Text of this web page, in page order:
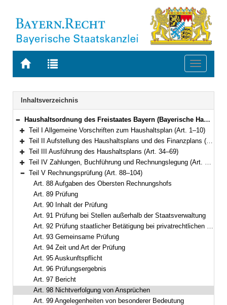
Zur
BAYERN.RECHT
Zur
letzten
Suche
Toggle
Navigation
Inhaltsverzeichnis
Bereich reduzieren
Haushaltsordnung des Freistaates Bayern (Bayerische Haushaltsordnung – BayHO) Vom 8. Dezember 1971 (BayRS IV S. 664) BayRS 630-1-F (Art. 1–117)
Bereich erweitern
Teil I Allgemeine Vorschriften zum Haushaltsplan (Art. 1–10)
Bereich erweitern
Teil II Aufstellung des Haushaltsplans und des Finanzplans (Art. 11–33)
Bereich erweitern
Teil III Ausführung des Haushaltsplans (Art. 34–69)
Bereich erweitern
Teil IV Zahlungen, Buchführung und Rechnungslegung (Art. 70–87)
Bereich reduzieren
Teil V Rechnungsprüfung (Art. 88–104)
Art. 88 Aufgaben des Obersten Rechnungshofs
Art. 89 Prüfung
Art. 90 Inhalt der Prüfung
Art. 91 Prüfung bei Stellen außerhalb der Staatsverwaltung
Art. 92 Prüfung staatlicher Betätigung bei privatrechtlichen Unternehmen
Art. 93 Gemeinsame Prüfung
Art. 94 Zeit und Art der Prüfung
Art. 95 Auskunftspflicht
Art. 96 Prüfungsergebnis
Art. 97 Bericht
Art. 98 Nichtverfolgung von Ansprüchen
Art. 99 Angelegenheiten von besonderer Bedeutung